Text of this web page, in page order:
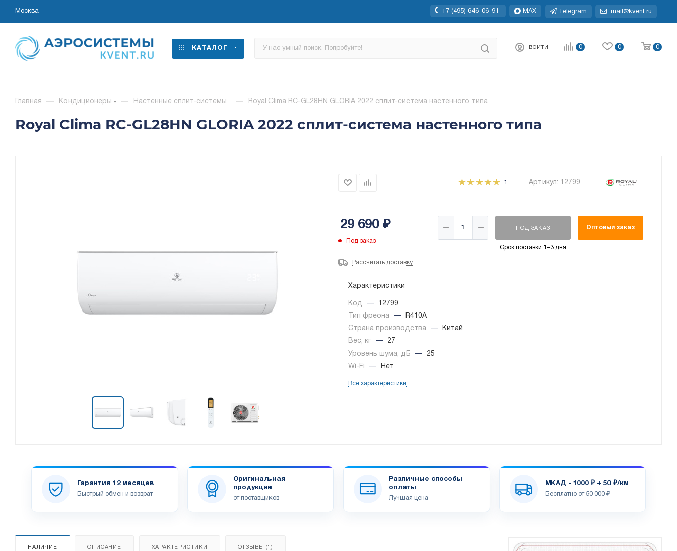
Москва +7 (495) 646-06-91 MAX Telegram mail@kvent.ru
КАТАЛОГ ВОЙТИ 0 0 0
Главная — Кондиционеры — Настенные сплит-системы — Royal Clima RC-GL28HN GLORIA 2022 сплит-система настенного типа
Royal Clima RC-GL28HN GLORIA 2022 сплит-система настенного типа
1 Артикул: 12799
29 690₽
Под заказ
ПОД ЗАКАЗ
Срок поставки 1–3 дня
Оптовый заказ
Рассчитать доставку
Характеристики
Код —
12799
Тип фреона
—
R410A
Страна производства
—
Китай
Вес, кг
—
27
Уровень шума, дБ
—
25
Wi-Fi
— Нет
Все характеристики
Гарантия 12 месяцев
Быстрый обмен и возврат
Оригинальная
продукция
от поставщиков
Различные способы
оплаты
Лучшая цена
МКАД - 1000 ₽ + 50 ₽/км
Бесплатно от 50 000 ₽
НАЛИЧИЕ ОПИСАНИЕ ХАРАКТЕРИСТИКИ ОТЗЫВЫ (1)